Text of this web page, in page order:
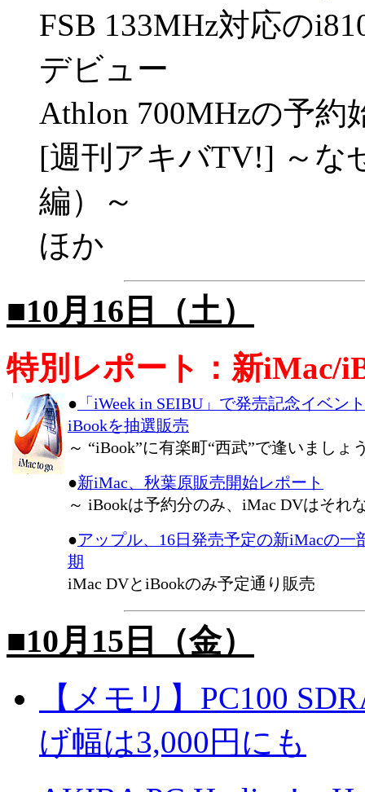
FSB 133MHz対応の
デビュー
Athlon 700MHzの予約
[週刊アキバTV!] ～な
編）～
ほか
■10月16日（土）
特別レポート：新iMac/
● 「iWeek in SEIBU」で発売記念イベン
iBookを抽選販売
～ “iBook”に有楽町“西武”で逢いましょ
●新iMac、秋葉原販売開始レポート
～ iBookは予約分のみ、iMac DVはそれ
●アップル、16日発売予定の新iMacの一
期
iMac DVとiBookのみ予定通り販売
■10月15日（金）
【メモリ】PC100
げ幅は3,000円にも